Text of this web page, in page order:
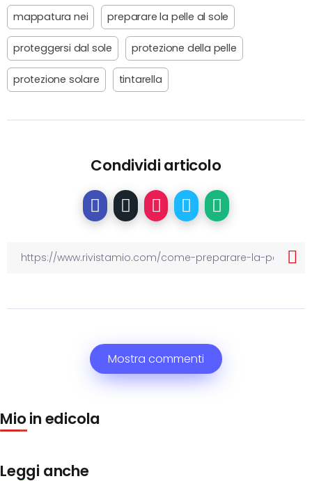
mappatura nei preparare la pelle al sole
proteggersi dal sole protezione della pelle
protezione solare tintarella
Condividi articolo
Mostra commenti
Mio in edicola
Leggi anche